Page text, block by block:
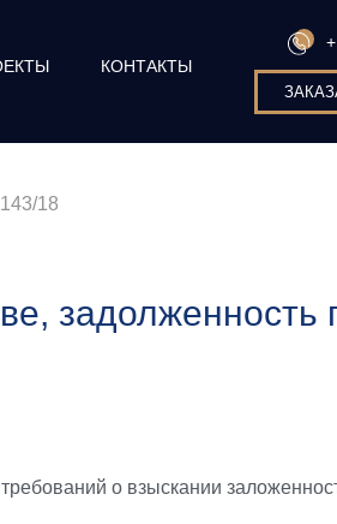
КОНТАКТЫ
18
задолженность
о взыскании